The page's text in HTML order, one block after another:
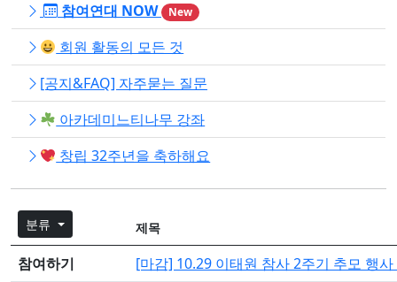
참여연대 NOW New
회원 활동의 모든 것
[공지&FAQ] 자주묻는 질문
아카데미느티나무 강좌
창립 32주년을 축하해요
분류 제목
참여하기
[마감] 10.29 이태원 참사 2주기 추모 행